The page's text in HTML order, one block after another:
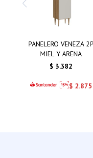
PANELERO VENEZA 2P
MIEL Y ARENA
$ 3.382
$ 2.875